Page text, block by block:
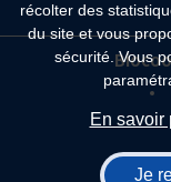
récolter des
du site et vous
sécurité. Vous
En savoir
Je